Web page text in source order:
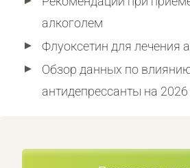
алкоголем
Флуоксетин для лечения
Обзор данных по
антидепрессанты на 2026